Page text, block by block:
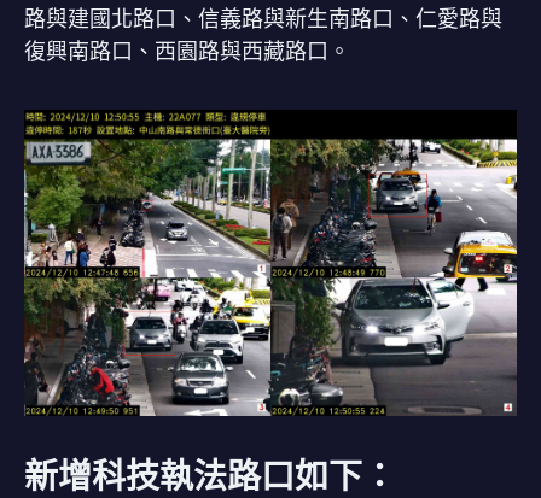
路與建國北路口、信義路與新生南路口、仁愛路與
復興南路口、西園路與西藏路口。
新增科技執法路口如下：